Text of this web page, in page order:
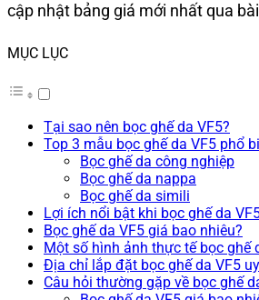
cập nhật bảng giá mới nhất qua
MỤC LỤC
Tại sao nên bọc ghế da VF5?
Top 3 mẫu bọc ghế da VF5 phổ
Bọc ghế da công nghiệp
Bọc ghế da nappa
Bọc ghế da simili
Lợi ích nổi bật khi bọc ghế da
Bọc ghế da VF5 giá bao nhiêu?
Một số hình ảnh thực tế bọc
Địa chỉ lắp đặt bọc ghế da VF5
Câu hỏi thường gặp về bọc ghế